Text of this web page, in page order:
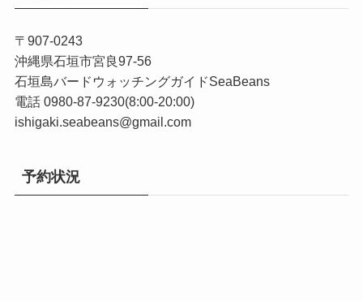
〒907-0243
沖縄県石垣市宮良97-56
石垣島バードウォッチングガイドSeaBeans
電話 0980-87-9230(8:00-20:00)
ishigaki.seabeans@gmail.com
予約状況